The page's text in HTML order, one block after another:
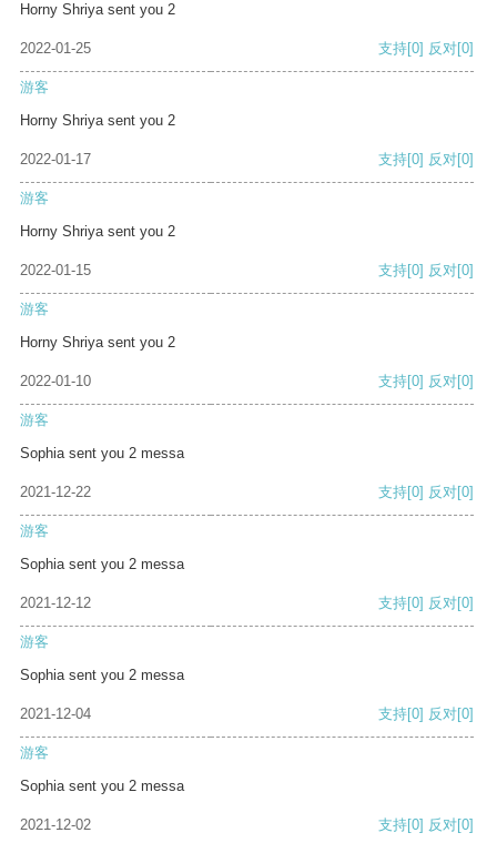
Horny Shriya sent you 2
2022-01-25 支持[0] 反对[0]
游客
Horny Shriya sent you 2
2022-01-17 支持[0] 反对[0]
游客
Horny Shriya sent you 2
2022-01-15 支持[0] 反对[0]
游客
Horny Shriya sent you 2
2022-01-10 支持[0] 反对[0]
游客
Sophia sent you 2 messa
2021-12-22 支持[0] 反对[0]
游客
Sophia sent you 2 messa
2021-12-12 支持[0] 反对[0]
游客
Sophia sent you 2 messa
2021-12-04 支持[0] 反对[0]
游客
Sophia sent you 2 messa
2021-12-02 支持[0] 反对[0]